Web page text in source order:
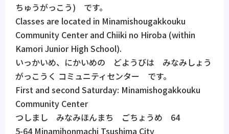
ちゅうがっこう) です。
Classes are located in Minamishougakkouku
Community Center and Chiiki no Hiroba (within
Kamori Junior High School).
いっかいめ、にかいめの どようびは みなみしょう
がっこうく コミュニティセンター です。
First and second Saturday: Minamishogakkouku
Community Center
つしまし みなみほんまち ごちょうめ 64
5-64 Minamihonmachi Tsushima City